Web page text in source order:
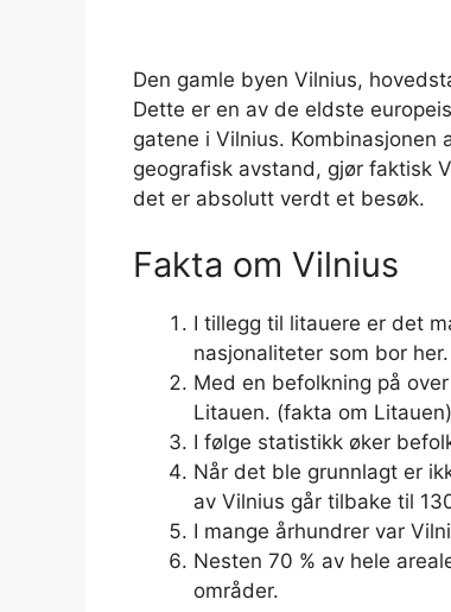
Den gamle byen Vilnius,
Dette er en av de eldste
gatene i Vilnius. Kombinasjonen
geografisk avstand, gjør faktisk
det er absolutt verdt et besøk.
Fakta om Vilnius
I tillegg til litauere er det
nasjonaliteter som bor her.
Med en befolkning på
Litauen. (fakta om
I følge statistikk øker
Når det ble grunnlagt er
av Vilnius går tilbake til
I mange århundrer var
Nesten 70 % av hele
områder.